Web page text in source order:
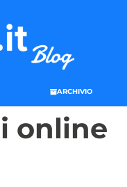
ARCHIVIO
online